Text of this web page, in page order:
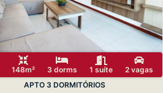
148m² 3 dorms 1 suíte
2 vagas
APTO 3 DORMITÓRIOS